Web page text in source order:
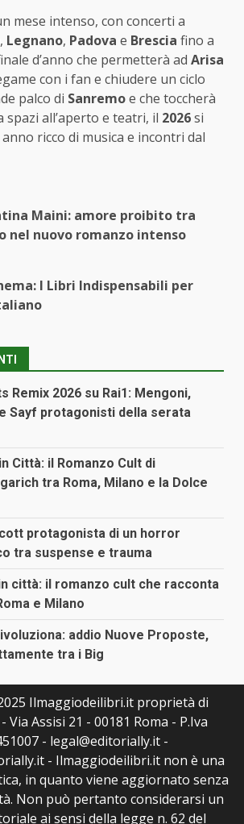
mese intenso, con concerti a
, Legnano, Padova e Brescia fino a
d’anno che permetterà ad Arisa
con i fan e chiudere un ciclo
palco di Sanremoe che toccherà
spazi all’aperto e teatri, il 2026si
ricco di musica e incontri dal
Maini: amore proibito tra
nel nuovo romanzo intenso
I Libri Indispensabili per
Remix 2026 su Rai1: Mengoni,
Sayf protagonisti della serata
Città: il Romanzo Cult di
tra Roma, Milano e la Dolce
protagonista di un horror
tra suspense e trauma
città: il romanzo cult che racconta
e Milano
addio Nuove Proposte,
tra i Big
Ilmaggiodeilibri.it proprietà di
Via Assisi 21 - 00181 Roma - P.Iva
- legal@editorially.it -
- Ilmaggiodeilibri.it non è una
in quanto viene aggiornato senza
Non può pertanto considerarsi un
ai sensi della legge n. 62 del